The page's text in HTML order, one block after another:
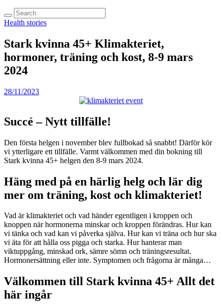
Health stories
Stark kvinna 45+ Klimakteriet,
hormoner, träning och kost, 8-9 mars
2024
28/11/2023
Succé – Nytt tillfälle!
Den första helgen i november blev fullbokad så snabbt! Därför kör
vi ytterligare ett tillfälle. Varmt välkommen med din bokning till
Stark kvinna 45+ helgen den 8-9 mars 2024.
Häng med på en härlig helg och lär dig
mer om träning, kost och klimakteriet!
Vad är klimakteriet och vad händer egentligen i kroppen och
knoppen när hormonerna minskar och kroppen förändras. Hur kan
vi tänka och vad kan vi påverka själva. Hur kan vi träna och hur ska
vi äta för att hålla oss pigga och starka. Hur hanterar man
viktuppgång, minskad ork, sämre sömn och träningsresultat.
Hormonersättning eller inte. Symptomen och frågorna är många…
Välkommen till Stark kvinna 45+ Allt det
här ingår